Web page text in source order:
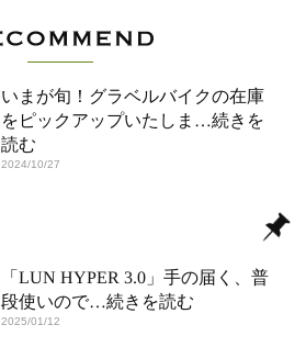
いまが旬！グラベルバイクの在庫
をピックアップいたしま …続きを
読む
2024/10/27
「LUN HYPER 3.0」手の届く、普
段使いので…続きを読む
2025/01/12